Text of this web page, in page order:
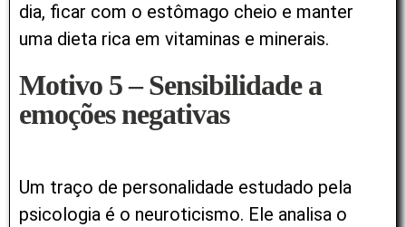
dia, ficar com o estômago cheio e manter
uma dieta rica em vitaminas e minerais.
Motivo 5 – Sensibilidade a
emoções negativas
Um traço de personalidade estudado pela
psicologia é o neuroticismo. Ele analisa o